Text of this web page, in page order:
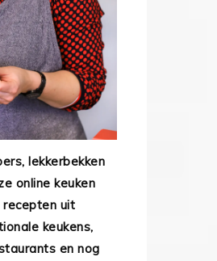
lekkerbekken
online keuken
uit
keukens,
en nog